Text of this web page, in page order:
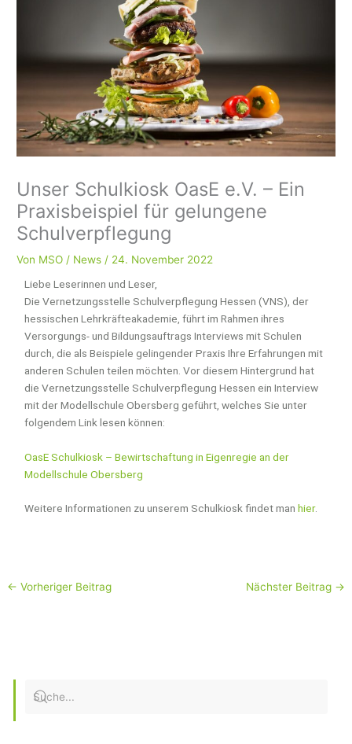
Unser Schulkiosk OasE e.V. – Ein
Praxisbeispiel für gelungene
Schulverpflegung
Von MSO / News / 24. November 2022
Liebe Leserinnen und Leser,
Die Vernetzungsstelle Schulverpflegung Hessen (VNS), der
hessischen Lehrkräfteakademie, führt im Rahmen ihres
Versorgungs- und Bildungsauftrags Interviews mit Schulen
durch, die als Beispiele gelingender Praxis Ihre Erfahrungen mit
anderen Schulen teilen möchten. Vor diesem Hintergrund hat
die Vernetzungsstelle Schulverpflegung Hessen ein Interview
mit der Modellschule Obersberg geführt, welches Sie unter
folgendem Link lesen können:
OasE Schulkiosk – Bewirtschaftung in Eigenregie an der
Modellschule Obersberg
Weitere Informationen zu unserem Schulkiosk findet manhier.
← Vorheriger Beitrag Nächster Beitrag →